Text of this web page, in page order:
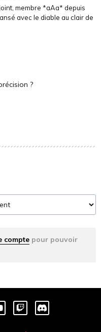
membre *aAa* depuis
avec le diable au clair de
?
compte pour pouvoir